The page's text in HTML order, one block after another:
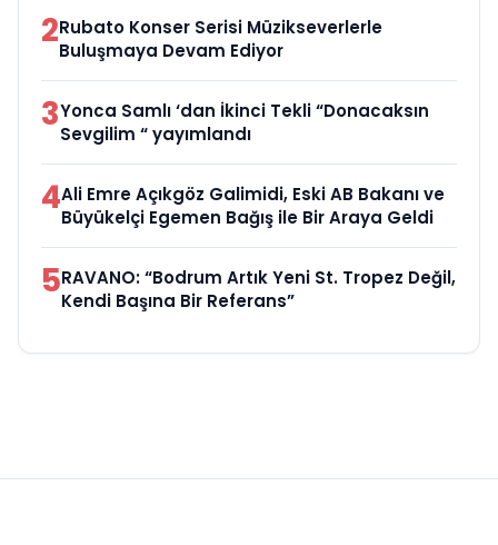
2Rubato Konser Serisi Müzikseverlerle
Buluşmaya Devam Ediyor
3Yonca Samlı ‘dan İkinci Tekli “Donacaksın
Sevgilim “ yayımlandı
4Ali Emre Açıkgöz Galimidi, Eski AB Bakanı ve
Büyükelçi Egemen Bağış ile Bir Araya Geldi
5RAVANO: “Bodrum Artık Yeni St. Tropez Değil,
Kendi Başına Bir Referans”